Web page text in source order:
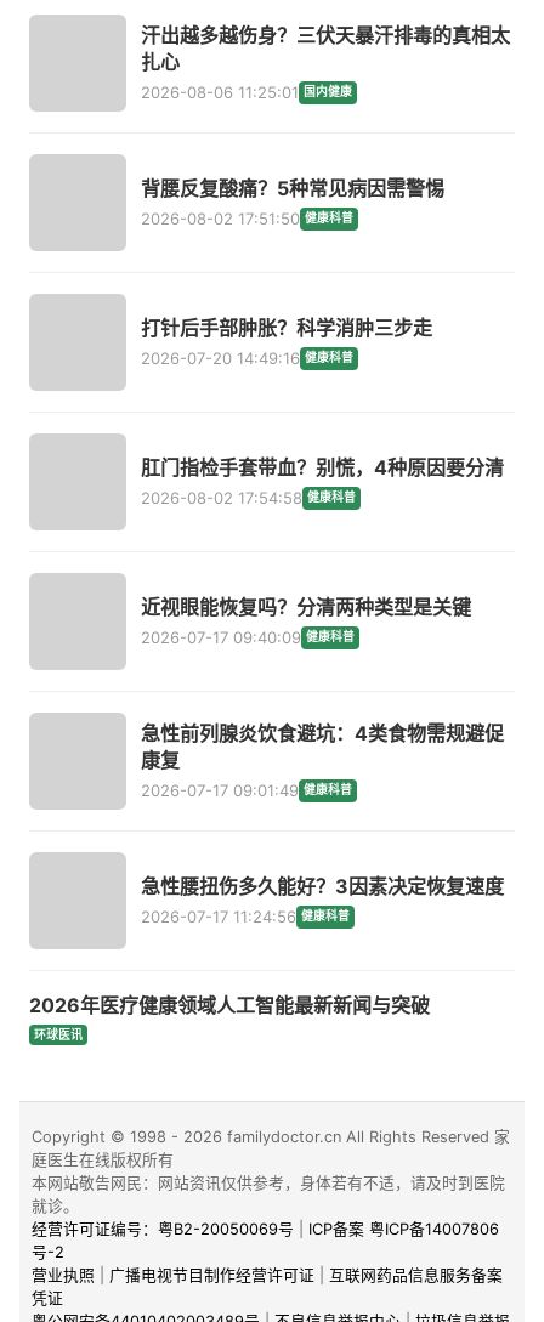
汗出越多越伤身？三伏天暴汗排毒的真相太
扎心
2026-08-06 11:25:01 国内健康
背腰反复酸痛？5种常见病因需警惕
2026-08-02 17:51:50 健康科普
打针后手部肿胀？科学消肿三步走
2026-07-20 14:49:16 健康科普
肛门指检手套带血？别慌，4种原因要分清
2026-08-02 17:54:58 健康科普
近视眼能恢复吗？分清两种类型是关键
2026-07-17 09:40:09 健康科普
急性前列腺炎饮食避坑：4类食物需规避促
康复
2026-07-17 09:01:49 健康科普
急性腰扭伤多久能好？3因素决定恢复速度
2026-07-17 11:24:56 健康科普
2026年医疗健康领域人工智能最新新闻与突破
环球医讯
Copyright © 1998 - 2026 familydoctor.cn All Rights Reserved 家
庭医生在线版权所有
本网站敬告网民：网站资讯仅供参考，身体若有不适，请及时到医院
就诊。
经营许可证编号：粤B2-20050069号
ICP备案 粤ICP备14007806
号-2
营业执照
广播电视节目制作经营许可证
互联网药品信息服务备案
凭证